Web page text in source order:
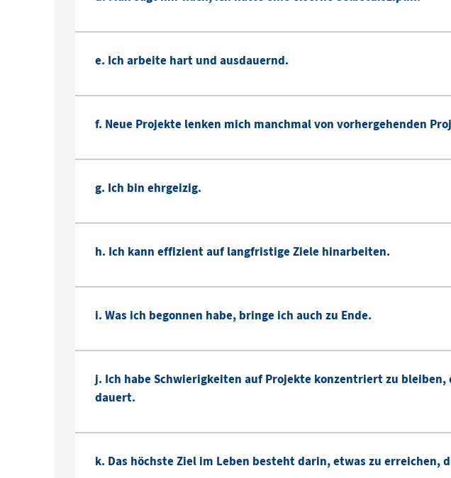
e. Ich arbeite hart und ausdauernd.
f. Neue Projekte lenken mich manchmal von vorhergehenden
g. Ich bin ehrgeizig.
h. Ich kann effizient auf langfristige Ziele hinarbeiten.
i. Was ich begonnen habe, bringe ich auch zu Ende.
j. Ich habe Schwierigkeiten auf Projekte konzentriert zu
dauert.
k. Das höchste Ziel im Leben besteht darin, etwas zu erreichen,